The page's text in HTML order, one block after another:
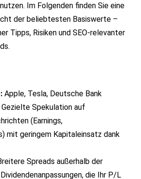
Im Folgenden finden Sie eine
der beliebtesten Basiswerte –
Tipps, Risiken und SEO‑relevanter
Apple, Tesla, Deutsche Bank
Gezielte Spekulation auf
(Earnings,
mit geringem Kapitaleinsatz dank
Spreads außerhalb der
die Ihr P/L